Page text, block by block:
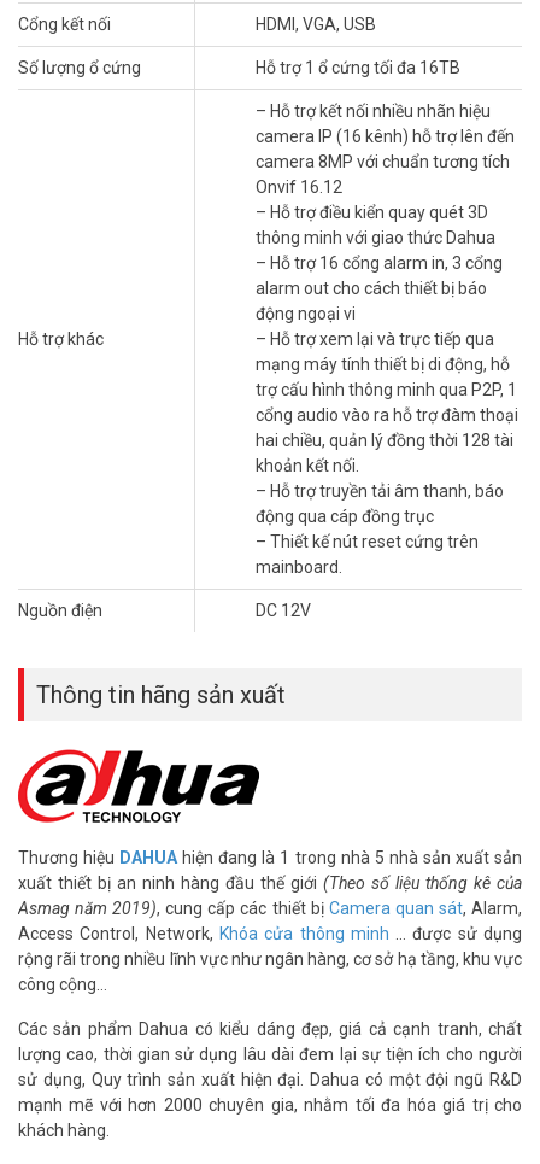
–Đầu ghi hình
8 kênh, hỗ trợ camera HDCVI/TVI/AHD/Analog/IP
– Hỗ trợ chuẩn nén AI-Coding
– Hỗ trợ tối đa 2 kênh bảo vệ vành đai (analog) hoặc 2 kênh nhận
– Chuẩn nén hình ảnh H265+/H265 với hai luồng dữ liệu độ phân
– Hỗ trợ ghi hình camera độ phân giải tất cả kênh: tất cả kênh
4K@(1-7 fps); 6MP@(1-10fps); 5MP@(1-12 fps); 4K-N/4 MP/3
MP@(1-15 fps); 4M-N/1080P/720P/960H/D1/CIF (1fps–
– Hỗ trợ kết nối nhiều nhãn hiệu camera IP (16 kênh) hỗ trợ lên đến
camera 8MP với chuẩn tương tích Onvif 16.12
– Hỗ trợ 1 ổ cứng tối đa 16TB, 2 cổng usb 2.0, 1 cổng mạng
RJ45(1000Mbps), 1 cổng RS485, hỗ trợ điều kiển quay quét 3D
thông minh với giao thức Dahua
– Hỗ trợ 16 cổng alarm in, 3 cổng alarm out cho cách thiết bị báo
– Hỗ trợ xem lại và trực tiếp qua mạng máy tính thiết bị di động, hỗ
trợ cấu hình thông minh qua P2P, 1 cổng audio vào ra hỗ trợ đàm
thoại hai chiều, quản lý đồng thời 128 tài khoản kết nối.
– Hỗ trợ truyền tải âm thanh, báo động qua cáp đồng trục
– Thiết kế nút reset cứng trên mainboard.
– Kích thước: Mini 1U, 260.0 mm × 237.4 mm × 47.6 mm (W × D × H)
– Xuất xứ: Trung Quốc
Đặt mua hàng Online ngay hôm nay để được hỗ trợ giá tốt nhất.
Tham khảo thêm thông tin tạiFacebook Vuhoangtelecom
Cổng kết nối HDMI, VGA, USB
Số lượng ổ cứng Hỗ trợ 1 ổ cứng tối đa 16TB
Hỗ trợ khác
– Hỗ trợ kết nối nhiều nhãn hiệu
camera IP (16 kênh) hỗ trợ lên đến
camera 8MP với chuẩn tương tích
Onvif 16.12
– Hỗ trợ điều kiển quay quét 3D
thông minh với giao thức Dahua
– Hỗ trợ 16 cổng alarm in, 3 cổng
alarm out cho cách thiết bị báo
động ngoại vi
– Hỗ trợ xem lại và trực tiếp qua
mạng máy tính thiết bị di động, hỗ
trợ cấu hình thông minh qua P2P, 1
cổng audio vào ra hỗ trợ đàm thoại
hai chiều, quản lý đồng thời 128 tài
khoản kết nối.
– Hỗ trợ truyền tải âm thanh, báo
động qua cáp đồng trục
– Thiết kế nút reset cứng trên
mainboard.
Nguồn điện DC 12V
Thông tin hãng sản xuất
Thương hiệu DAHUA hiện đang là 1 trong nhà 5 nhà sản xuất sản
xuất thiết bị an ninh hàng đầu thế giới (Theo số liệu thống kê của
Asmag năm 2019), cung cấp các thiết bị Camera quan sát, Alarm,
Access Control, Network, Khóa cửa thông minh … được sử dụng
rộng rãi trong nhiều lĩnh vực như ngân hàng, cơ sở hạ tầng, khu vực
công cộng…
Các sản phẩm Dahua có kiểu dáng đẹp, giá cả cạnh tranh, chất
lượng cao, thời gian sử dụng lâu dài đem lại sự tiện ích cho người
sử dụng, Quy trình sản xuất hiện đại. Dahua có một đội ngũ R&D
mạnh mẽ với hơn 2000 chuyên gia, nhằm tối đa hóa giá trị cho
khách hàng.